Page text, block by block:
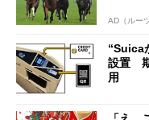
AD（ルーツ
“Suica
設置
用